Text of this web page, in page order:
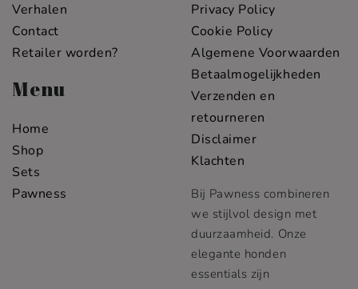
Verhalen
Contact
Retailer worden?
Menu
Home
Shop
Sets
Pawness
Privacy Policy
Cookie Policy
Algemene Voorwaarden
Betaalmogelijkheden
Verzenden en
retourneren
Disclaimer
Klachten
Bij Pawness combineren
we stijlvol design met
duurzaamheid. Onze
elegante honden
essentials zijn